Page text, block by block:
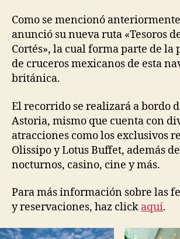
Como se mencionó
anunció su nueva ruta «Tesoros
Cortés», la cual forma parte de
de cruceros mexicanos de esta
británica.
El recorrido se realizará a bordo
Astoria, mismo que cuenta con
atracciones como los exclusivos
Olissipo y Lotus Buffet, además
nocturnos, casino, cine y más.
Para más información sobre las
y reservaciones, haz click aquí.